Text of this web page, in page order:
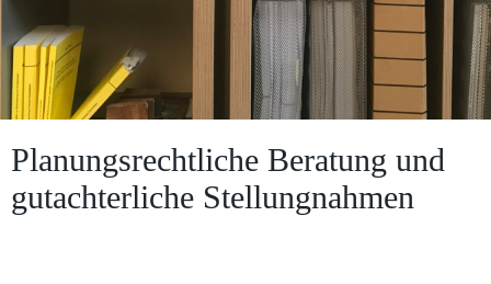
Planungsrechtliche Beratung und
gutachterliche Stellungnahmen